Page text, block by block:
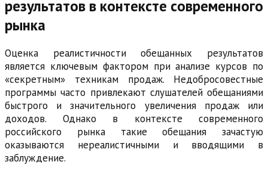
результатов в контексте современного
рынка
Оценка реалистичности обещанных результатов
является ключевым фактором при анализе курсов по
«секретным» техникам продаж. Недобросовестные
программы часто привлекают слушателей обещаниями
быстрого и значительного увеличения продаж или
доходов. Однако в контексте современного
российского рынка такие обещания зачастую
оказываются нереалистичными и вводящими в
заблуждение.